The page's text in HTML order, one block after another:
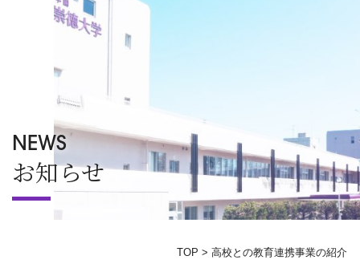
キャンパスライフ
オープンキャンパス
NEWS
お知らせ
TOP > 高校との教育連携事業の紹介